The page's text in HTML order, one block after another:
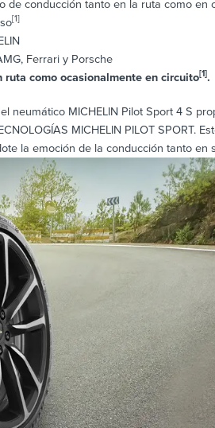
conducción tanto en la ruta como en
[1]
Ferrari y Porsche
como ocasionalmente en circuito[1].
neumático MICHELIN Pilot Sport 4 S
MICHELIN PILOT SPORT.
la emoción de la conducción tanto en